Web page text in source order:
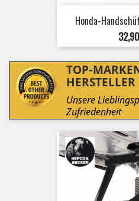
Honda-
Preis
TOP-
HERSTELLER
Unsere
Zufriedenheit